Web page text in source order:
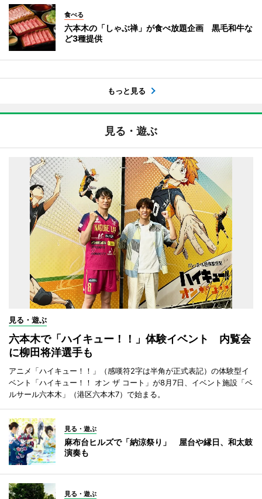
食べる
六本木の「しゃぶ禅」が食べ放題企画 黒毛和牛な
ど3種提供
もっと見る
見る・遊ぶ
見る・遊ぶ
六本木で「ハイキュー！！」体験イベント 内覧会
に柳田将洋選手も
アニメ「ハイキュー！！」（感嘆符2字は半角が正式表記）の体験型イ
ベント「ハイキュー！！ オン ザ コート」が8月7日、イベント施設「ベ
ルサール六本木」（港区六本木7）で始まる。
見る・遊ぶ
麻布台ヒルズで「納涼祭り」 屋台や縁日、和太鼓
演奏も
見る・遊ぶ